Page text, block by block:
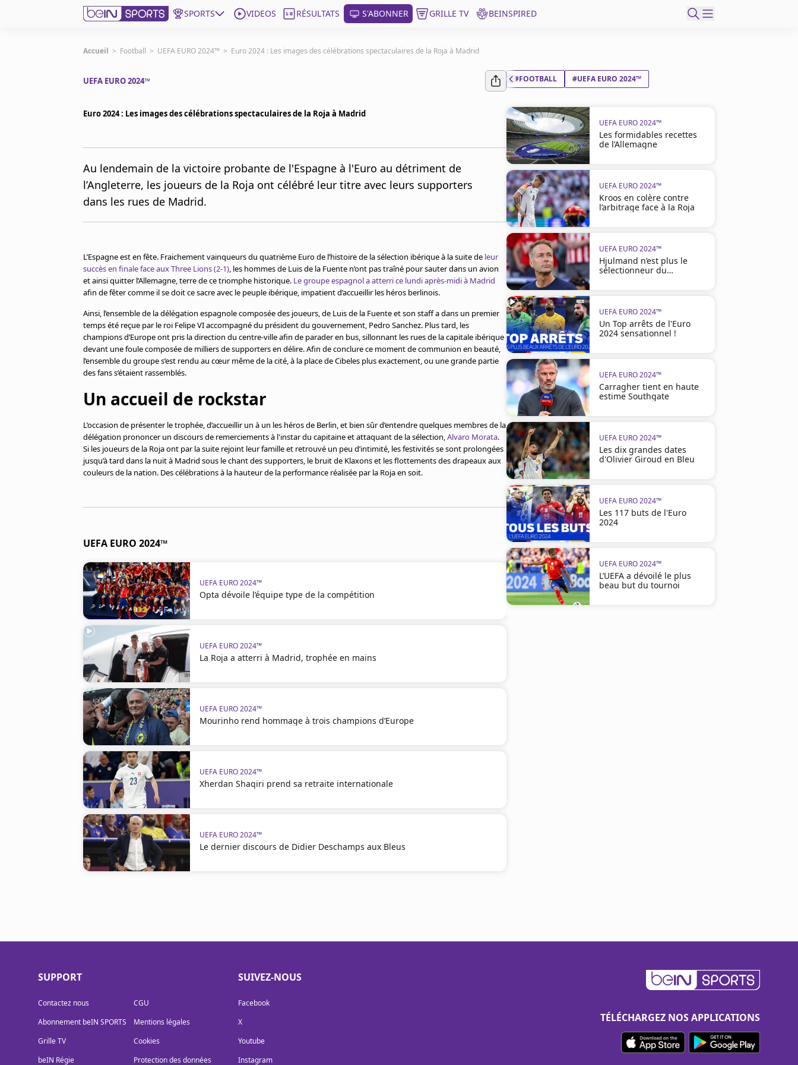
SPORTS VIDEOS RÉSULTATS S'ABONNER GRILLE TV BEINSPIRED
beIN SPORTS CONNECT
France
Gérer les notifications
Contactez nous
Mentions légales
Protection des données
Accueil > Football > UEFA EURO 2024™ > Euro 2024 : Les images des célébrations spectaculaires de la Roja à Madrid
UEFA EURO 2024™
Euro 2024 : Les images des célébrations spectaculaires de la Roja à Madrid
Au lendemain de la victoire probante de l'Espagne à l'Euro au détriment de
l’Angleterre, les joueurs de la Roja ont célébré leur titre avec leurs supporters
dans les rues de Madrid.
L’Espagne est en fête. Fraichement vainqueurs du quatrième Euro de l’histoire de la sélection ibérique à la suite de leur
succès en finale face aux Three Lions (2-1), les hommes de Luis de la Fuente n’ont pas traîné pour sauter dans un avion
et ainsi quitter l’Allemagne, terre de ce triomphe historique. Le groupe espagnol a atterri ce lundi après-midi à Madrid
afin de fêter comme il se doit ce sacre avec le peuple ibérique, impatient d’accueillir les héros berlinois.
Ainsi, l’ensemble de la délégation espagnole composée des joueurs, de Luis de la Fuente et son staff a dans un premier
temps été reçue par le roi Felipe VI accompagné du président du gouvernement, Pedro Sanchez. Plus tard, les
champions d’Europe ont pris la direction du centre-ville afin de parader en bus, sillonnant les rues de la capitale ibérique
devant une foule composée de milliers de supporters en délire. Afin de conclure ce moment de communion en beauté,
l’ensemble du groupe s’est rendu au cœur même de la cité, à la place de Cibeles plus exactement, ou une grande partie
des fans s’étaient rassemblés.
Un accueil de rockstar
L’occasion de présenter le trophée, d’accueillir un à un les héros de Berlin, et bien sûr d’entendre quelques membres de la
délégation prononcer un discours de remerciements à l'instar du capitaine et attaquant de la sélection,Alvaro Morata.
Si les joueurs de la Roja ont par la suite rejoint leur famille et retrouvé un peu d’intimité, les festivités se sont prolongées
jusqu’à tard dans la nuit à Madrid sous le chant des supporters, le bruit de Klaxons et les flottements des drapeaux aux
couleurs de la nation. Des célébrations à la hauteur de la performance réalisée par la Roja en soit.
UEFA EURO 2024™
UEFA EURO 2024™
Opta dévoile l’équipe type de la compétition
UEFA EURO 2024™
La Roja a atterri à Madrid, trophée en mains
UEFA EURO 2024™
Mourinho rend hommage à trois champions d’Europe
UEFA EURO 2024™
Xherdan Shaqiri prend sa retraite internationale
UEFA EURO 2024™
Le dernier discours de Didier Deschamps aux Bleus
#FOOTBALL #UEFA EURO 2024™
UEFA EURO 2024™
Les formidables recettes
de l’Allemagne
UEFA EURO 2024™
Kroos en colère contre
l’arbitrage face à la Roja
UEFA EURO 2024™
Hjulmand n’est plus le
sélectionneur du
UEFA EURO 2024™
Un Top arrêts de l'Euro
2024 sensationnel !
UEFA EURO 2024™
Carragher tient en haute
estime Southgate
UEFA EURO 2024™
Les dix grandes dates
d'Olivier Giroud en Bleu
UEFA EURO 2024™
Les 117 buts de l'Euro
2024
UEFA EURO 2024™
L’UEFA a dévoilé le plus
beau but du tournoi
SUPPORT
Contactez nous
Abonnement beIN SPORTS
Grille TV
beIN Régie
CGU
Mentions légales
Cookies
Protection des données
SUIVEZ-NOUS
Facebook
X
Youtube
Instagram
TÉLÉCHARGEZ NOS APPLICATIONS